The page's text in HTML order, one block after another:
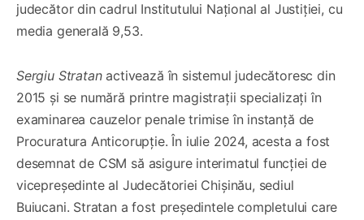
judecător din cadrul Institutului Național al Justiției, cu
media generală 9,53.
Sergiu Stratanactivează în sistemul judecătoresc din
2015 și se numără printre magistrații specializați în
examinarea cauzelor penale trimise în instanță de
Procuratura Anticorupție. În iulie 2024, acesta a fost
desemnat de CSM să asigure interimatul funcției de
vicepreședinte al Judecătoriei Chișinău, sediul
Buiucani. Stratan a fost președintele completului care